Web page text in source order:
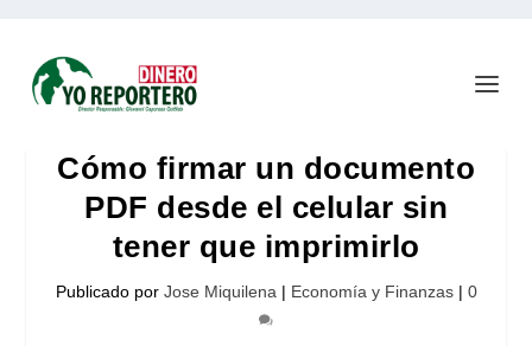
Cómo firmar un documento
PDF desde el celular sin
tener que imprimirlo
Publicado por Jose Miquilena | Economía y Finanzas| 0